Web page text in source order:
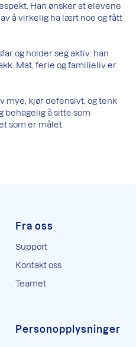
Han ønsker at elevene
å virkelig ha lært noe og fått
og holder seg aktiv: han
Mat, ferie og familieliv er
mye, kjør defensivt, og tenk
behagelig å sitte som
som er målet.
Fra oss
Support
Kontakt oss
Teamet
Personopplysninger